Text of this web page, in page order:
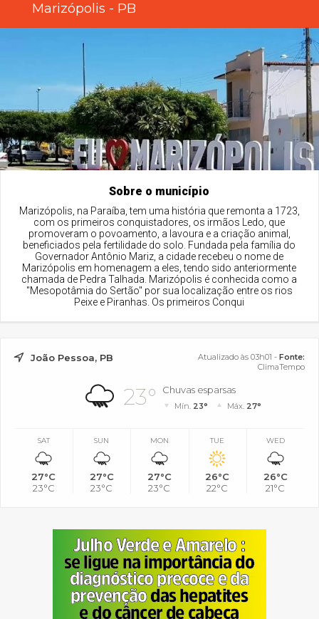
Marizópolis - PB
Sobre o município
Marizópolis, na Paraíba, tem uma história que remonta a 1723,
com os primeiros conquistadores, os irmãos Ledo, que
promoveram o povoamento, a lavoura e a criação animal,
beneficiados pela fertilidade do solo. Fundada pela família do
Governador Antônio Mariz, a cidade recebeu o nome de
Marizópolis em homenagem a eles, tendo sido anteriormente
chamada de Pedra Talhada. Marizópolis é conhecida como a
"Mesopotâmia do Sertão" por sua localização entre os rios
Peixe e Piranhas. Os primeiros Conqui
João Pessoa, PB Atualizado às 03h01 - Fonte:
ClimaTempo
23° Chuvas esparsas
Mín. 23° Máx. 27°
SAT
27°C
23°C
SUN
27°C
23°C
MON
27°C
23°C
TUE
26°C
22°C
WED
26°C
21°C